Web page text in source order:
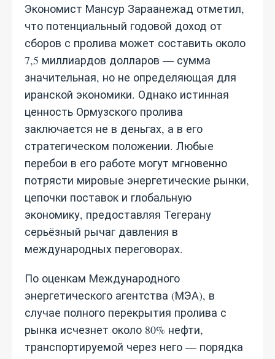
Экономист Мансур Зараанежад отметил,
что потенциальный годовой доход от
сборов с пролива может составить около
7,5 миллиардов долларов — сумма
значительная, но не определяющая для
иранской экономики. Однако истинная
ценность Ормузского пролива
заключается не в деньгах, а в его
стратегическом положении. Любые
перебои в его работе могут мгновенно
потрясти мировые энергетические рынки,
цепочки поставок и глобальную
экономику, предоставляя Тегерану
серьёзный рычаг давления в
международных переговорах.
По оценкам Международного
энергетического агентства (МЭА), в
случае полного перекрытия пролива с
рынка исчезнет около 80% нефти,
транспортируемой через него — порядка